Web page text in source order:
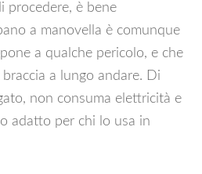
procedere, è bene
a manovella è comunque
a qualche pericolo, e che
a lungo andare. Di
non consuma elettricità e
adatto per chi lo usa in